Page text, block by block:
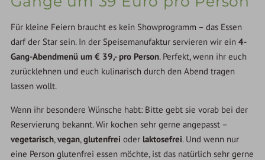
Für kleine Feiern braucht es kein Showprogramm – das Essen
darf der Star sein. In der Speisemanufaktur servieren wir ein4-
Gang-Abendmenü um € 39,- pro Person. Perfekt, wenn ihr euch
zurücklehnen und euch kulinarisch durch den Abend tragen
lassen wollt.
Wenn ihr besondere Wünsche habt: Bitte gebt sie vorab bei der
Reservierung bekannt. Wir kochen sehr gerne angepasst –
vegetarisch,vegan,glutenfrei oder laktosefrei. Und wenn nur
eine Person glutenfrei essen möchte, ist das natürlich sehr gerne